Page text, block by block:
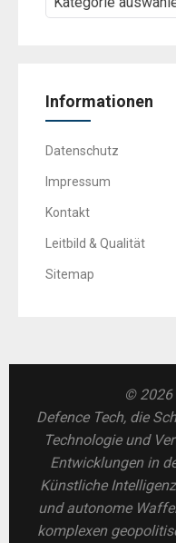
Informationen
Datenschutz
Impressum
Kontakt
Leitbild & Qualität
Sitemap
© 2026
Defence Tech, die
Technologie und
Entwicklungen in
Künstliche
und autonome
komplexen